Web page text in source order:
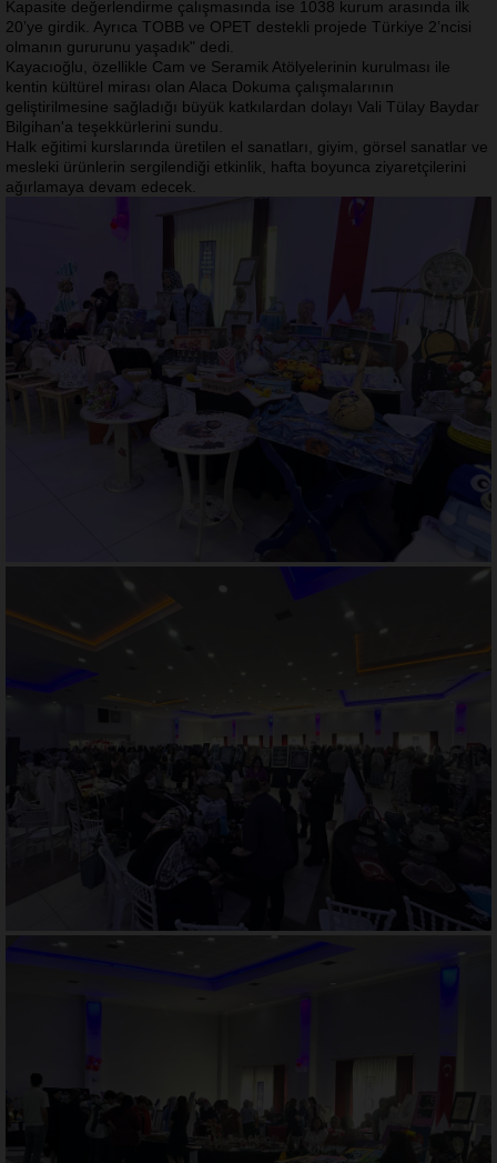
Kapasite değerlendirme çalışmasında ise 1038 kurum arasında ilk
20’ye girdik. Ayrıca TOBB ve OPET destekli projede Türkiye 2’ncisi
olmanın gururunu yaşadık" dedi.
Kayacıoğlu, özellikle Cam ve Seramik Atölyelerinin kurulması ile
kentin kültürel mirası olan Alaca Dokuma çalışmalarının
geliştirilmesine sağladığı büyük katkılardan dolayı Vali Tülay Baydar
Bilgihan'a teşekkürlerini sundu.
Halk eğitimi kurslarında üretilen el sanatları, giyim, görsel sanatlar ve
mesleki ürünlerin sergilendiği etkinlik, hafta boyunca ziyaretçilerini
ağırlamaya devam edecek.